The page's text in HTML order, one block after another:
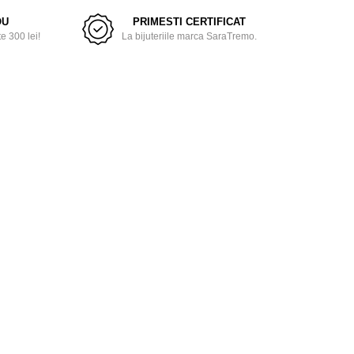
300 lei!
PRIMESTI CERTIFICAT
La bijuteriile marca SaraTremo.